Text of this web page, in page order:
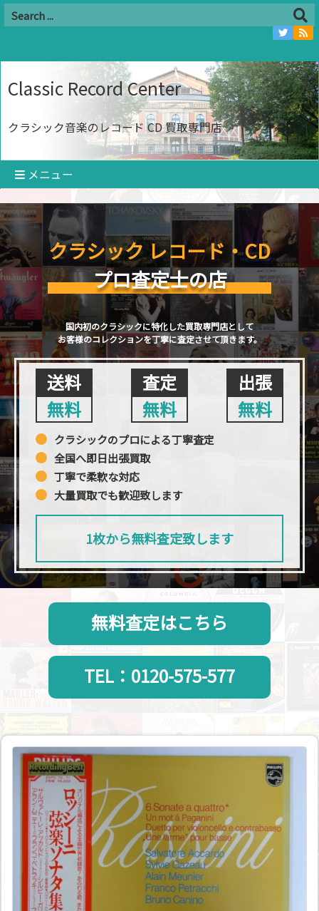
Classic Record Center
クラシック音楽のレコード CD 買取専門店
メニュー
クラシック レコード・CD
プロ査定士の店
国内初のクラシックに特化した買取専門店として
お客様のコレクションを丁寧に査定させて頂きます。
送料
無料
査定
無料
出張
無料
クラシックのプロによる丁寧査定
全国へ即日出張買取
丁寧で柔軟な対応
大量買取でも歓迎致します
1枚から無料査定致します
無料査定はこちら
TEL：0120-575-577